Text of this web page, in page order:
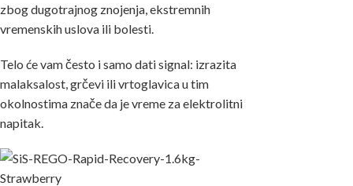
zbog dugotrajnog znojenja, ekstremnih
vremenskih uslova ili bolesti.
Telo će vam često i samo dati signal: izrazita
malaksalost, grčevi ili vrtoglavica u tim
okolnostima znače da je vreme zaelektrolitni
napitak